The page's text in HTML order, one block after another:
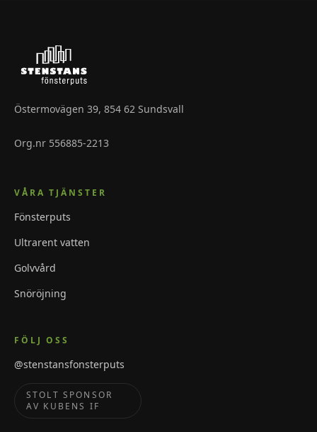
Östermovägen 39, 854 62 Sundsvall
Org.nr 556885-2213
VÅRA TJÄNSTER
Fönsterputs
Ultrarent vatten
Golvvård
Snöröjning
FÖLJ OSS
@stenstansfonsterputs
STOLT SPONSOR
AV KUBENS IF